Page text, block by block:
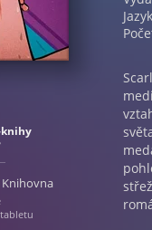
knihy
Knihovna